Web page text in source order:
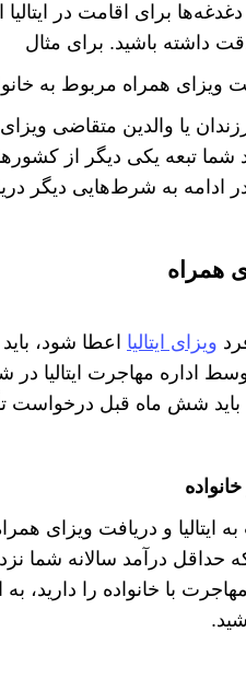
برای اقامت در
داشته باشید. برای مثال
ویزای همراه مربوط به
یا والدین متقاضی ویزای
شما تبعه یکی دیگر از
در ادامه به شرط‌هایی دیگر
همراه
ویزای ایتالیا اعطا شود،
اداره مهاجرت
شش ماه قبل درخواست
ایتالیا و دریافت ویزای
که حداقل درآمد سالانه
با خانواده را